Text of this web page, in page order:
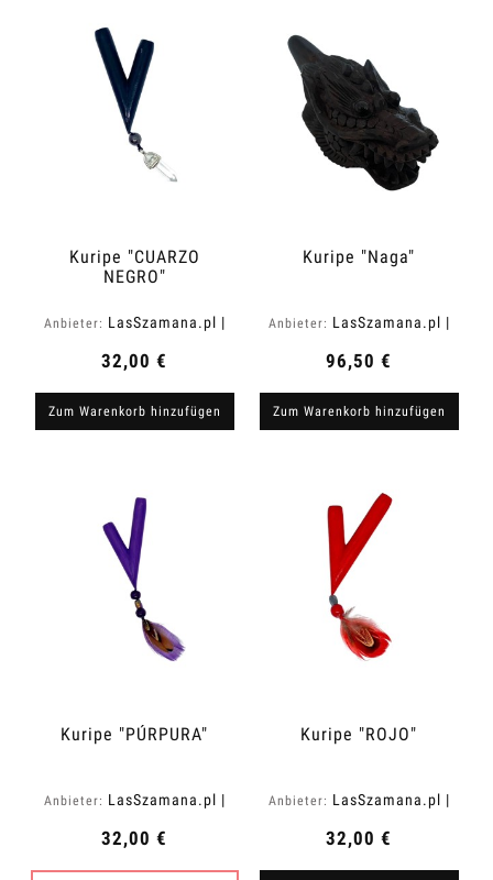
Kuripe "CUARZO
NEGRO"
Anbieter: LasSzamana.pl |
32,00 €
Zum Warenkorb hinzufügen
Kuripe "Naga"
Anbieter: LasSzamana.pl |
96,50 €
Zum Warenkorb hinzufügen
Kuripe "PÚRPURA"
Anbieter: LasSzamana.pl |
32,00 €
Kuripe "ROJO"
Anbieter: LasSzamana.pl |
32,00 €